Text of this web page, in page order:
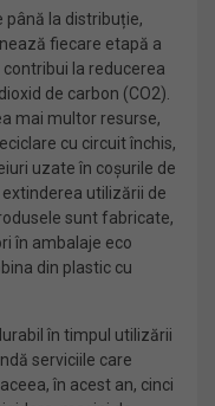
până la distribuție,
fiecare etapă a
la reducerea
de carbon (CO2).
mai multor resurse,
cu circuit închis,
uzate în coșurile de
utilizării de
sunt fabricate,
în ambalaje eco
din plastic cu
în timpul utilizării
serviciile care
în acest an, cinci